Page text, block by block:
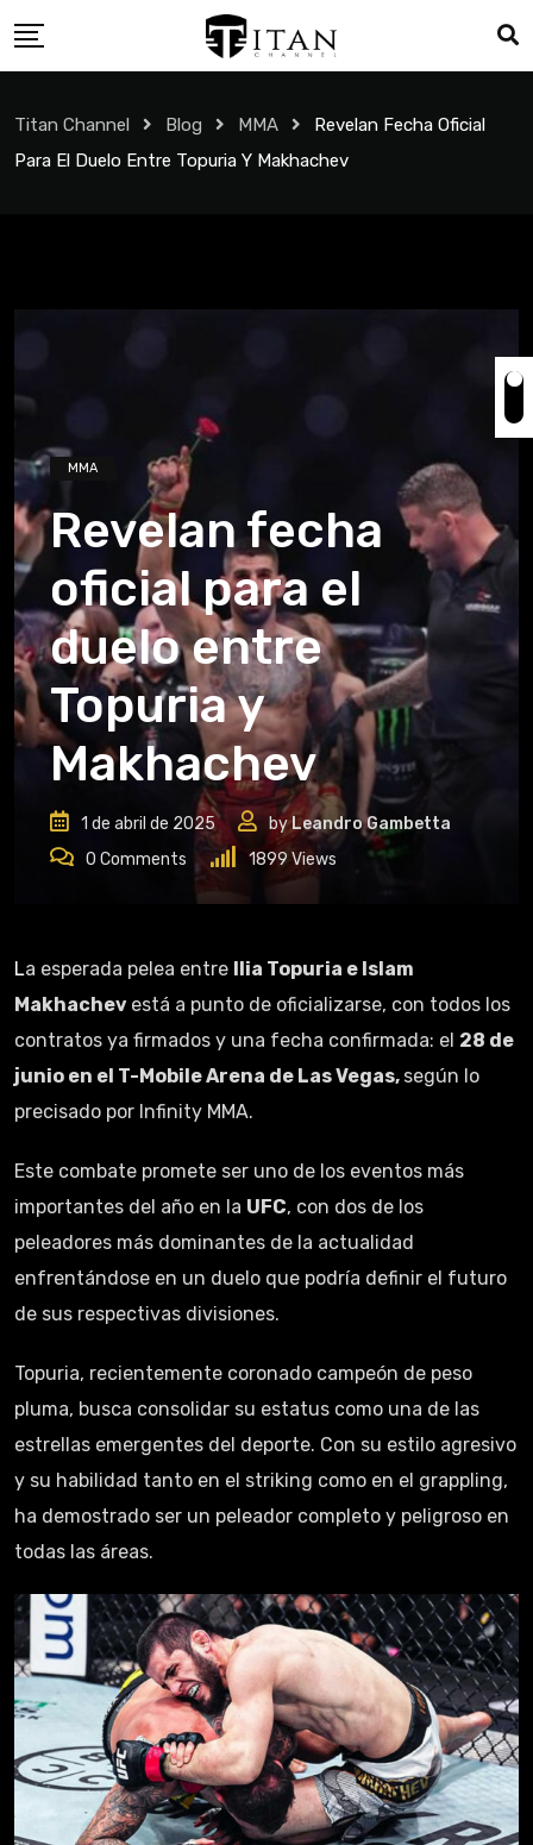
Titan Channel Blog MMA
Revelan Fecha Oficial
Para El Duelo Entre Topuria Y Makhachev
MMA
Revelan fecha
oficial para el
duelo entre
Topuria y
Makhachev
1 de abril de 2025 byLeandro Gambetta
0 Comments 1899Views
La esperada pelea entre Ilia Topuria e Islam
Makhachev está a punto de oficializarse, con todos los
contratos ya firmados y una fecha confirmada: el 28 de
junio en el T-Mobile Arena de Las Vegas, según lo
precisado por Infinity MMA.
Este combate promete ser uno de los eventos más
importantes del año en la UFC, con dos de los
peleadores más dominantes de la actualidad
enfrentándose en un duelo que podría definir el futuro
de sus respectivas divisiones.
Topuria, recientemente coronado campeón de peso
pluma, busca consolidar su estatus como una de las
estrellas emergentes del deporte. Con su estilo agresivo
y su habilidad tanto en el striking como en el grappling,
ha demostrado ser un peleador completo y peligroso en
todas las áreas.